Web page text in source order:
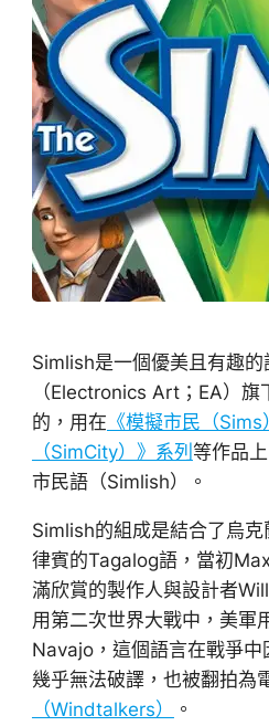
Simlish是一個優美且有趣
（Electronics Art；EA）
的，用在 《模擬市民（Sims
（SimCity）》系列 等作品
市民語（Simlish）。
Simlish的組成是結合了烏
律賓的Tagalog語，當初
滿欣賞的製作人與設計者
用第二次世界大戰中，美軍
Navajo，這個語言在戰爭中
幾乎無法破譯，也被翻拍為
（Windtalkers）
。